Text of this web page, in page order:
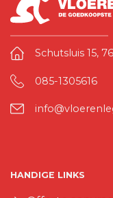
Schutsluis 15,
085-1305616
HANDIGE LINKS